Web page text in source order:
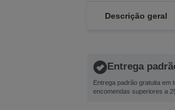
Descrição geral
Entrega
Entrega padrão gratuita em
encomendas superiores a